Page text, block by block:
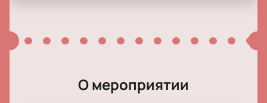
О мероприятии